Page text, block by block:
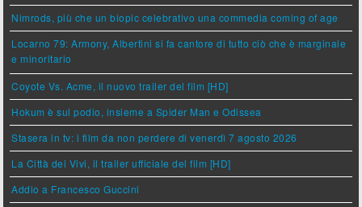
Nimrods, più che un biopic celebrativo una commedia coming of age
Locarno 79: Armony, Albertini si fa cantore di tutto ciò che è marginale
e minoritario
Coyote Vs. Acme, il nuovo trailer del film [HD]
Hokum è sul podio, insieme a Spider Man e Odissea
Stasera in tv: i film da non perdere di venerdì 7 agosto 2026
La Città dei Vivi, il trailer ufficiale del film [HD]
Addio a Francesco Guccini